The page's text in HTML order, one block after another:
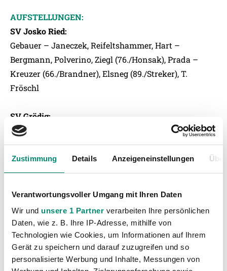
Zustimmung Details Anzeigeneinstellungen
Verantwortungsvoller Umgang mit Ihren Daten
Wir und unsere 1 Partner verarbeiten Ihre persönlichen
Daten, wie z. B. Ihre IP-Adresse, mithilfe von
Technologien wie Cookies, um Informationen auf Ihrem
Gerät zu speichern und darauf zuzugreifen und so
personalisierte Werbung und Inhalte, Messungen von
AUFSTELLUNGEN:
SV Josko Ried:
Gebauer – Janeczek, Reifeltshammer, Hart –
Bergmann, Polverino, Ziegl (76./Honsak), Prada –
Kreuzer (66./Brandner), Elsneg (89./Streker), T.
Fröschl
SV Grödig:
Swete – Itter, Strauss, Strobl, Pichler (46./Maak) –
Kerschbaum (70./Derflinger), Brauer, Rasner – Schütz,
B. Sulimani, Ofosu (55./R. Wallner)
1:0 Elsneg (23.)
2:0 T. Fröschl (67.)
GELBE KARTEN:
Fröschl bzw. Strobl, Swete, Brauer, Maak